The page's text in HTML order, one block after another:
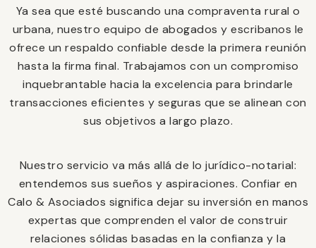
Ya sea que esté buscando una compraventa rural o
urbana, nuestro equipo de abogados y escribanos le
ofrece un respaldo confiable desde la primera reunión
hasta la firma final. Trabajamos con un compromiso
inquebrantable hacia la excelencia para brindarle
transacciones eficientes y seguras que se alinean con
sus objetivos a largo plazo.
Nuestro servicio va más allá de lo jurídico-notarial:
entendemos sus sueños y aspiraciones. Confiar en
Calo & Asociados significa dejar su inversión en manos
expertas que comprenden el valor de construir
relaciones sólidas basadas en la confianza y la